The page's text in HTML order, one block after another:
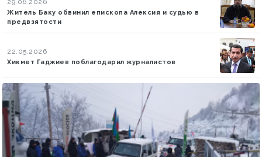
29.06.2026
Житель Баку обвинил епископа Алексия и судью в
предвзятости
22.05.2026
Хикмет Гаджиев поблагодарил журналистов